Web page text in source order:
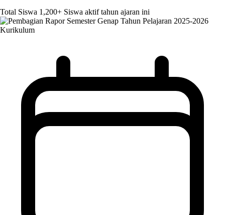
Total Siswa 1,200+ Siswa aktif tahun ajaran ini
Kurikulum